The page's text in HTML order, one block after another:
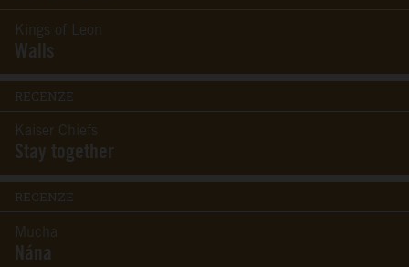
Kings of Leon
Walls
RECENZE
Kaiser Chiefs
Stay together
RECENZE
Mucha
Nána